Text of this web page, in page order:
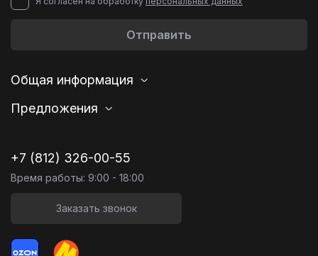
Отправить
Общая информация
Предложения
+7 (812) 326-00-55
Время работы: 9:00 - 18:00
Заказать звонок